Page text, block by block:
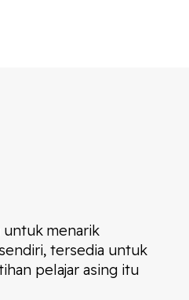
untuk menarik
tersedia untuk
pelajar asing itu